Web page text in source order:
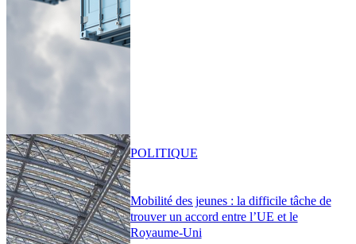
Mobilité des jeunes : la difficile tâche de
trouver un accord entre l’UE et le
Royaume-Uni
POLITIQUE